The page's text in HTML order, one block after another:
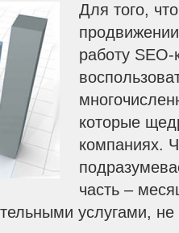
Для того,
работу
которые
компаниях.
часть –
услугами,